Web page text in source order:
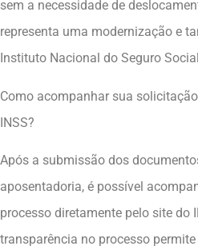
sem a necessidade de
representa uma modernização e
Instituto Nacional do Seguro
Como acompanhar sua
INSS?
Após a submissão dos
aposentadoria, é possível
processo diretamente pelo site do
transparência no processo